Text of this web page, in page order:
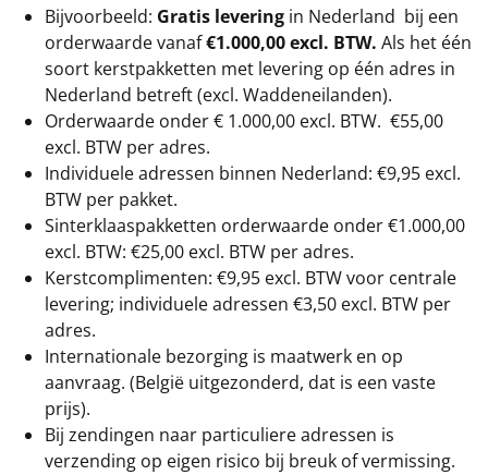
Bijvoorbeeld: Gratis levering in Nederland bij een
orderwaarde vanaf€1.000,00 excl. BTW. Als het één
soort kerstpakketten met levering op één adres in
Nederland betreft (excl. Waddeneilanden).
Orderwaarde onder € 1.000,00 excl. BTW. €55,00
excl. BTW per adres.
Individuele adressen binnen Nederland: €9,95 excl.
BTW per pakket.
Sinterklaaspakketten orderwaarde onder €1.000,00
excl. BTW: €25,00 excl. BTW per adres.
Kerstcomplimenten: €9,95 excl. BTW voor centrale
levering; individuele adressen €3,50 excl. BTW per
adres.
Internationale bezorging is maatwerk en op
aanvraag. (België uitgezonderd, dat is een vaste
prijs).
Bij zendingen naar particuliere adressen is
verzending op eigen risico bij breuk of vermissing.